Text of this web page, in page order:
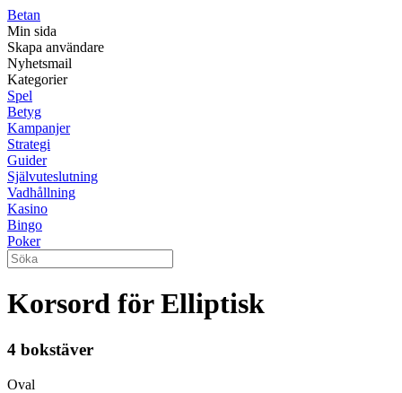
Betan
Min sida
Skapa användare
Nyhetsmail
Kategorier
Spel
Betyg
Kampanjer
Strategi
Guider
Självuteslutning
Vadhållning
Kasino
Bingo
Poker
Korsord för Elliptisk
4 bokstäver
Oval